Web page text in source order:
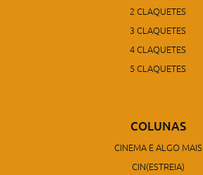
2 CLAQUETES
3 CLAQUETES
4 CLAQUETES
5 CLAQUETES
COLUNAS
CINEMA E ALGO MAIS
CIN(ESTREIA)